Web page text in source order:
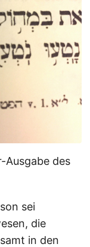
Ausgabe des
sei
die
in den